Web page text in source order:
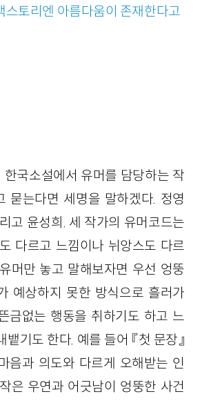
스토리엔 아름다움이 존재한다고
한국소설에서 유머를 담당하는 작
묻는다면 세명을 말하겠다. 정영
고 윤성희. 세 작가의 유머코드는
다르고 느낌이나 뉘앙스도 다르
머만 놓고 말해보자면 우선 엉뚱
예상하지 못한 방식으로 흘러가
금없는 행동을 취하기도 하고 느
뱉기도 한다. 예를 들어 『첫 문장』
음과 의도와 다르게 오해받는 인
은 우연과 어긋남이 엉뚱한 사건